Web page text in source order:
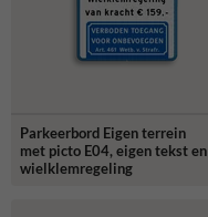
Parkeerbord Eigen terrein
met picto E04, eigen tekst en
wielklemregeling